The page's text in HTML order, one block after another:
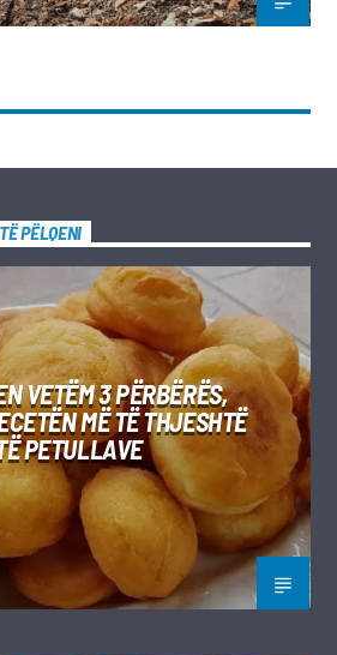
PËLQENI
VETËM 3 PËRBËRËS,
MË TË THJESHTË
PETULLAVE